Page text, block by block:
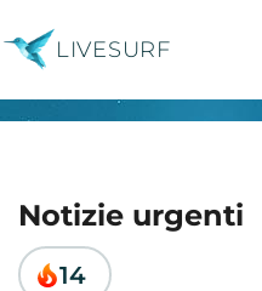
LIVESURF
Notizie urgenti
14